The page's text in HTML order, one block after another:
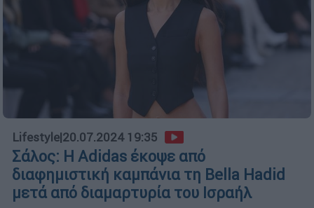
Lifestyle|20.07.2024 19:35
Σάλος: Η Adidas έκοψε από
διαφημιστική καμπάνια τη Bella Hadid
μετά από διαμαρτυρία του Ισραήλ